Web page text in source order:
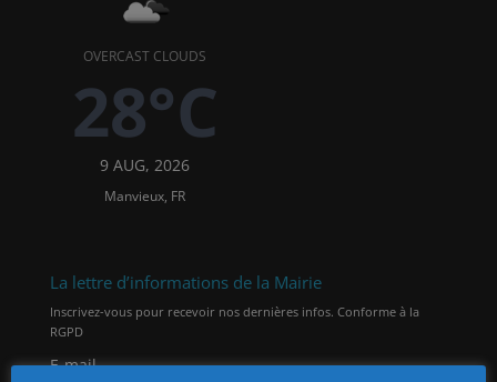
OVERCAST CLOUDS
28°C
9 AUG, 2026
Manvieux, FR
La lettre d’informations de la Mairie
Inscrivez-vous pour recevoir nos dernières infos. Conforme à la
RGPD
E-mail